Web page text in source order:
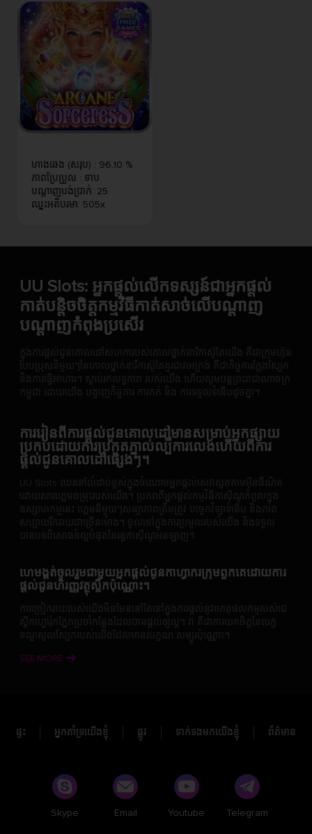
ហាងឆេង (សរុប) : 96.10 %
ភាពប្រែប្រួល : ទាប
បណ្តាញបង់ប្រាក់: 25
ឈ្នះអតិបរមា : 505x
UU Slots: អ្នកផ្តល់លើកទស្សន៍ជាអ្នកផ្ដល់
កាត់បន្តិចចិត្តកម្មវិធីកាត់សាច់លើបណ្តាញ
បណ្តាញកំពុងប្រសើរ
ក្នុងការផ្តល់ជូនគោលដៅសហការបស់គោលថ្នាក់នារីកាស៊ូតែយើង គឺជាក្រុមហ៊ុន
បែបប្រុសនិមួយៗនៃគោលថ្នាក់នារីកាស៊ូតែគួរជាវអេក្រង់ គឺជាកិច្ចការក្លែងស្បែក
និងការធ្វើអាហារ។ ស្តាប់រកលទ្ធភាព របស់យើង ហើយសូមបន្តព្រះរាជាណាចក្រ
កម្ពុជា ដោយយើង បង្ហាញកិច្ចការ ការកក់ និង ការទទួលទំនើបដូចគ្នា។
ការរៀនពីការផ្តល់ជូនគោលដៅមានសម្រាប់អ្នកផ្សាយ
ប្រកបដោយការប្រកួតភ្នាល់ល្បីការលេងហើយពីការ
ផ្តល់ជូនគោលដៅផ្សេងៗ។
UU Slots ឈរនៅលំដាប់ខ្ពស់ក្នុងចំណោមអ្នកផ្តល់សេវាស្លតតាមអ៊ីនធឺណិត
ដោយសារហ្គេមចម្រុះរបស់យើង។ ប្រភពពីអ្នកផ្តល់កម្មវិធីកាស៊ីណូកំពូលក្នុង
ឧស្សាហកម្មនេះ ហ្គេមនីមួយៗសន្យាភាពត្រឹមត្រូវ បច្ចេកវិទ្យាទំនើប និងភាព
សប្បាយរីករាយជាច្រើនម៉ោង។ ចូលទៅក្នុងការប្រមូលរបស់យើង និងទទួល
បានបទពិសោធន៍ល្អបំផុតនៃរន្ធកាស៊ីណូអនឡាញ។
ហេមង្គត់ចូលរួមជាមួយអ្នកផ្តល់ជូនកាហ្វាករក្រុមពួកគេដោយការ
ផ្តល់ជូនហិរញ្ញវត្ថុស្លឹកប៉ុណ្ណោះ។
ការច្រៀករាយរបស់យើងមិនមែននៅតែនៅក្នុងការផ្តល់នូវហេតុផលកម្មរបស់ជេ
ស្តីកាហ្វារ៉ុកភ្នែកប្រចាំកន្លែងដែលបានផ្តល់ឲ្យល្អ។ វា គឺជាការយកចិត្តនៃលក្ខ
ខណ្ឌសូលស្បែករបស់យើងដែលមានលក្ខណៈសម្បូរប៉ុណ្ណោះ។
ការរួមភេទ API កម្រិតខ្ពស់សម្រាប់ការផ្ដល់ការ
អន្ដរួច។ លក្ខណៈសម្បត្តរបស់ API របស់យើងធ្វើឱ្យបានដាច់ដោយការផ្ទុកទំហំ
លោហៈក្នុងបកប្រែប្រព័ន្ធរបស់កាស៊ីណូដែលមានជាចំណោមខ្លួន។ ធ្វើឱ្យអោយ
លើការលើកពរអាហារលើកដោយសុវត្ថិភាពរបស់ល្បែងលោហៈសកម្ម។
ការប្រើយក្សនៃអ្នកផ្ដល់ជាលក្ខណៈដែលខ្ពស់ក្នុងការផ្តល់កាស៊ីណូ
SEE MORE
ផ្ទះ អ្នកគាំទ្រយើងខ្ញុំ ផ្លូវ ទាក់ទងមកយើងខ្ញុំ ព័ត៌មាន
Skype Email Youtube Telegram